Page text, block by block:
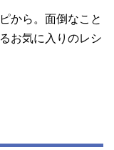
から。面倒なこと
お気に入りのレシ